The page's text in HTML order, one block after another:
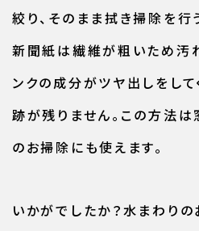
絞り、そのまま拭き掃除を行
新聞紙は繊維が粗いため汚
ンクの成分がツヤ出しをし
跡が残りません。この方法
のお掃除にも使えます。
いかがでしたか？水まわり